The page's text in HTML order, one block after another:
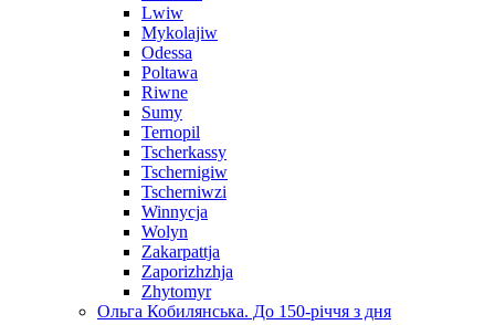
Lwiw
Mykolajiw
Odessa
Poltawa
Riwne
Sumy
Ternopil
Tscherkassy
Tschernigiw
Tscherniwzi
Winnycja
Wolyn
Zakarpattja
Zaporizhzhja
Zhytomyr
Ольга Кобилянська. До 150-річчя з дня